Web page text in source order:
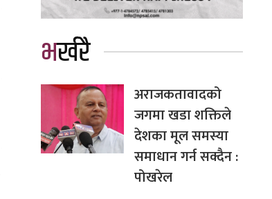
भर्खरै
अराजकतावादको
जगमा खडा शक्तिले
देशका मूल समस्या
समाधान गर्न सक्दैन :
पोखरेल